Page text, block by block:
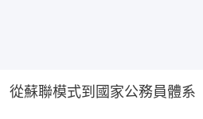
從蘇聯模式到國家公務員體系